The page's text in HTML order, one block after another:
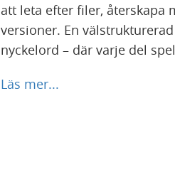
att leta efter filer, återskapa
versioner. En
nyckelord – där varje del
Läs mer...